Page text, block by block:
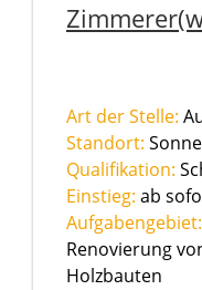
Art der Stelle:
Standort:
Qualifikation:
Einstieg: ab
Aufgabengebiet:
Renovierung
Holzbauten